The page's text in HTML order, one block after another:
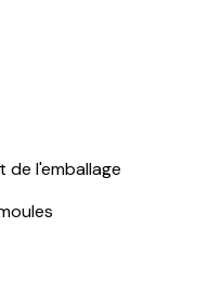
l'emballage